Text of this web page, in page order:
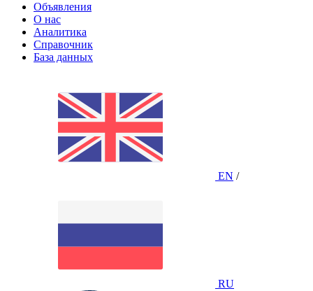
Объявления
О нас
Аналитика
Справочник
База данных
EN /
RU